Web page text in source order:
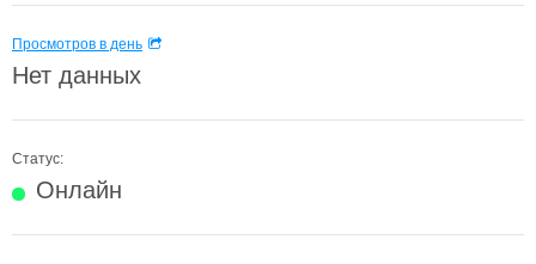
Просмотров в день
Нет данных
Статус:
Онлайн